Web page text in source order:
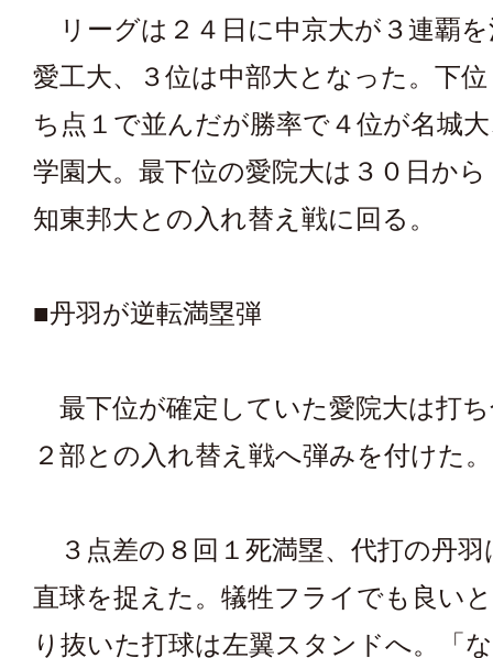
リーグは２４日に中京大が３連覇
愛工大、３位は中部大となった。下
ち点１で並んだが勝率で４位が名城
学園大。最下位の愛院大は３０日か
知東邦大との入れ替え戦に回る。
■丹羽が逆転満塁弾
最下位が確定していた愛院大は打
２部との入れ替え戦へ弾みを付けた。
３点差の８回１死満塁、代打の丹羽
直球を捉えた。犠牲フライでも良い
り抜いた打球は左翼スタンドへ。「